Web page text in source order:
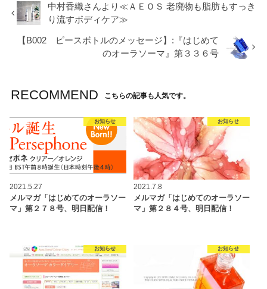
中村香織さんより≪ＡＥＯＳ 老廃物も脂肪もすっき
り流すボディケア≫
【B002 ピースボトルのメッセージ】:『はじめて
のオーラソーマ』第３３６号
RECOMMEND こちらの記事も人気です。
お知らせ
2021.5.27
メルマガ「はじめてのオーラソー
マ」第２７８号、明日配信！
お知らせ
2021.7.8
メルマガ「はじめてのオーラソー
マ」第２８４号、明日配信！
お知らせ お知らせ